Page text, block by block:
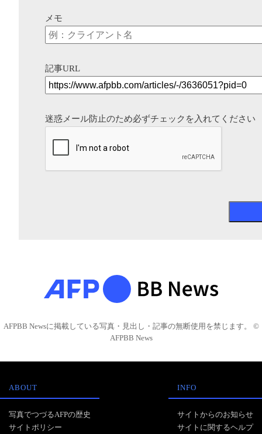
メモ
記事URL
迷惑メール防止のため必ずチェックを入れてください
AFPBB Newsに掲載している写真・見出し・記事の無断使用を禁じます。 ©
AFPBB News
ABOUT
写真でつづるAFPの歴史
サイトポリシー
INFO
サイトからのお知らせ
サイトに関するヘルプ